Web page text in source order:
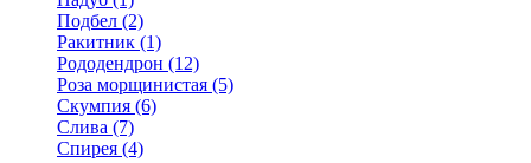
Подбел (2)
Ракитник (1)
Рододендрон (12)
Роза морщинистая (5)
Скумпия (6)
Слива (7)
Спирея (4)